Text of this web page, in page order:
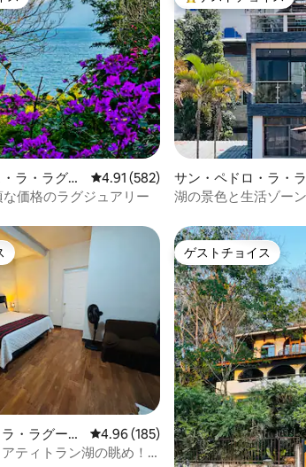
星の平均評価
チョイスです。
ラ・ラグナ
レビュー582件、5つ星中4.91つ星の
4.91 (582)
な価格のラグジュアリー
大好評のゲストチョ
サン・ペドロ・ラ・
の一軒家
湖の景色と生活ゾー
星の平均評価
・ラグーナ
レビュー185件、5つ星中4.96つ星
4.96 (185)
ティトラン湖の眺め！
ゲストチョイス
ゲストチョイス